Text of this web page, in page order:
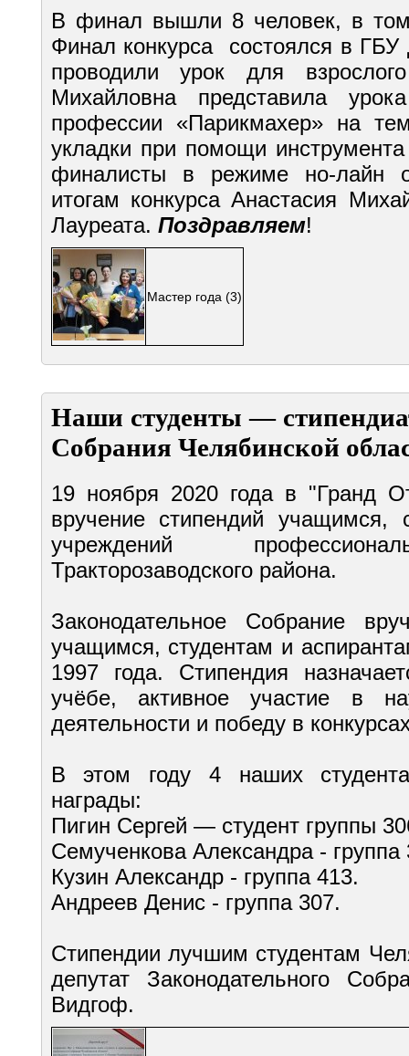
В финал вышли 8 человек, в
Финал конкурса состоялся в
проводили урок для
Михайловна представила
профессии «Парикмахер» на
укладки при помощи
финалисты в режиме но-лайн
итогам конкурса Анастасия
Лауреата. Поздравляем!
Мастер года (3)
Наши студенты —
Собрания Челябинской
19 ноября 2020 года в "Гранд
вручение стипендий учащимся,
учреждений
Тракторозаводского района.
Законодательное Собрание
учащимся, студентам и
1997 года. Стипендия
учёбе, активное участие в
деятельности и победу в
В этом году 4 наших
награды:
Пигин Сергей — студент группы
Семученкова Александра - группа
Кузин Александр - группа 413.
Андреев Денис - группа 307.
Стипендии лучшим студентам
депутат Законодательного
Видгоф.